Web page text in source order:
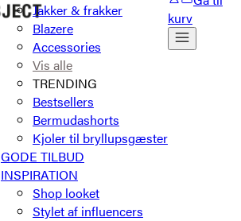
Jakker & frakker
Blazere
Accessories
Vis alle
TRENDING
Bestsellers
Bermudashorts
Kjoler til bryllupsgæster
GODE TILBUD
INSPIRATION
Shop looket
Stylet af influencers
kurv